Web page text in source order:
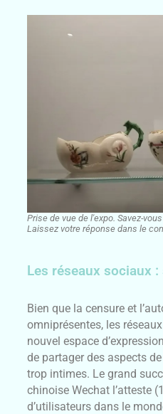
Prise de vue de l'expo. Savez-
Laissez votre réponse dans le
Les réseaux sociaux
Bien que la censure et
omniprésentes, les
nouvel espace
de partager des aspects
trop intimes. Le grand
chinoise Wechat l’atteste
d’utilisateurs dans le